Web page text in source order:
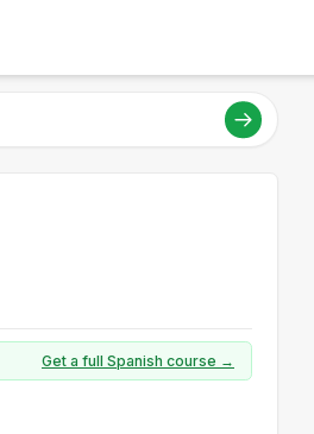
Get a full Spanish course →